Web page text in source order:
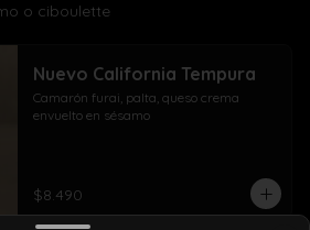
o ciboulette
Nuevo California Tempura
Camarón furai, palta, queso crema
envuelto en sésamo
$8.490